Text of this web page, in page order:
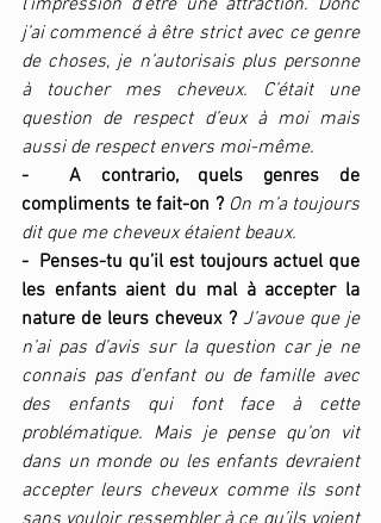
l’impression d’être une attraction. Donc
j’ai commencé à être strict avec ce genre
de choses, je n’autorisais plus personne
à toucher mes cheveux. C’était une
question de respect d’eux à moi mais
aussi de respect envers moi-même.
-  A contrario, quels genres de
compliments te fait-on ? On m’a toujours
dit que me cheveux étaient beaux.
-  Penses-tu qu’il est toujours actuel que
les enfants aient du mal à accepter la
nature de leurs cheveux ? J’avoue que je
n’ai pas d’avis sur la question car je ne
connais pas d’enfant ou de famille avec
des enfants qui font face à cette
problématique. Mais je pense qu’on vit
dans un monde ou les enfants devraient
accepter leurs cheveux comme ils sont